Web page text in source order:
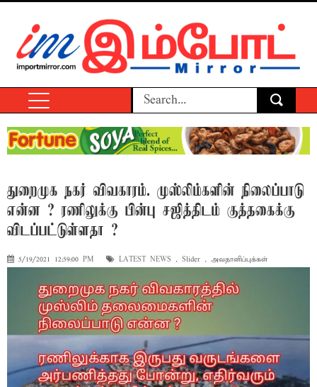
துறைமுக நகர் விவகாரம். முஸ்லிம்களின் நிலைப்பாடு
என்ன ? ரணிலுக்கு பின்பு சஜித்திடம் குத்தகைக்கு
விடப்பட்டுள்ளதா ?
5/19/2021 12:59:00 PM LATEST NEWS , Slider , அவதானிப்புக்கள்